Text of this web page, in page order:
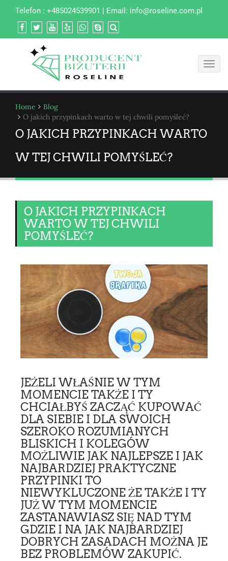
Telefon : +485024539901 | Email: info@roseline.com.pl
Home
Blog
O jakich przypinkach warto w tej chwili pomyśleć?
O JAKICH PRZYPINKACH WARTO
W TEJ CHWILI POMYŚLEĆ?
O JAKICH PRZYPINKACH
WARTO W TEJ CHWILI
POMYŚLEĆ?
JEŻELI WŁAŚNIE W TYM
MOMENCIE TAKŻE I TY
CHCIAŁBYŚ ZACZĄĆ KUPOWAĆ
DLA SIEBIE I DLA SWOICH
SZEROKO ROZUMIANYCH
BLISKICH I KOLEGÓW
MOŻLIWIE JAK NAJLEPSZE I JAK
NAJBARDZIEJ PRAKTYCZNE
PRZYPINKI TO
NIEWYKLUCZONE ŻE TAKŻE I TY
JUŻ W TYM MOMENCIE
ZASTANAWIASZ SIĘ NAD TYM
GDZIE I NA JAK NAJBARDZIEJ
DOBRYCH ZASADACH MOŻNA JE
BEZ PROBLEMÓW ZAKUPIĆ.